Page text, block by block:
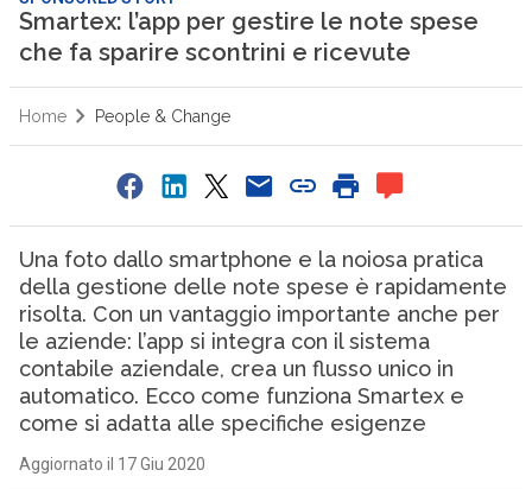
Smartex: l’app per gestire le note spese
che fa sparire scontrini e ricevute
Home People & Change
Una foto dallo smartphone e la noiosa pratica
della gestione delle note spese è rapidamente
risolta. Con un vantaggio importante anche per
le aziende: l’app si integra con il sistema
contabile aziendale, crea un flusso unico in
automatico. Ecco come funziona Smartex e
come si adatta alle specifiche esigenze
Aggiornato il 17 Giu 2020